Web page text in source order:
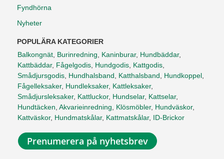
Fyndhörna
Nyheter
POPULÄRA KATEGORIER
Balkongnät, Burinredning, Kaninburar, Hundbäddar,
Kattbäddar, Fågelgodis, Hundgodis, Kattgodis,
Smådjursgodis, Hundhalsband, Katthalsband, Hundkoppel,
Fågelleksaker, Hundleksaker, Kattleksaker,
Smådjursleksaker, Kattluckor, Hundselar, Kattselar,
Hundtäcken, Akvarieinredning, Klösmöbler, Hundväskor,
Kattväskor, Hundmatskålar, Kattmatskålar, ID-Brickor
Prenumerera på nyhetsbrev